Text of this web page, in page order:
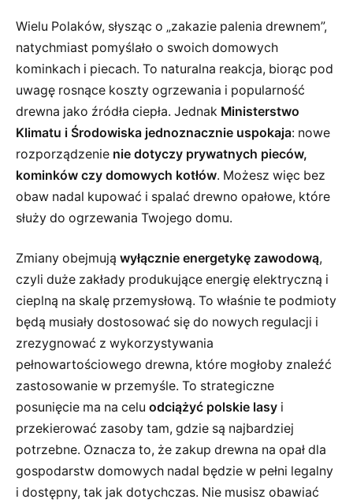
Wielu Polaków, słysząc o „zakazie palenia drewnem”,
natychmiast pomyślało o swoich domowych
kominkach i piecach. To naturalna reakcja, biorąc pod
uwagę rosnące koszty ogrzewania i popularność
drewna jako źródła ciepła. Jednak Ministerstwo
Klimatu i Środowiska jednoznacznie uspokaja: nowe
rozporządzenie nie dotyczy prywatnych pieców,
kominków czy domowych kotłów. Możesz więc bez
obaw nadal kupować i spalać drewno opałowe, które
służy do ogrzewania Twojego domu.
Zmiany obejmują wyłącznie energetykę zawodową,
czyli duże zakłady produkujące energię elektryczną i
cieplną na skalę przemysłową. To właśnie te podmioty
będą musiały dostosować się do nowych regulacji i
zrezygnować z wykorzystywania
pełnowartościowego drewna, które mogłoby znaleźć
zastosowanie w przemyśle. To strategiczne
posunięcie ma na celu odciążyć polskie lasy i
przekierować zasoby tam, gdzie są najbardziej
potrzebne. Oznacza to, że zakup drewna na opał dla
gospodarstw domowych nadal będzie w pełni legalny
i dostępny, tak jak dotychczas. Nie musisz obawiać